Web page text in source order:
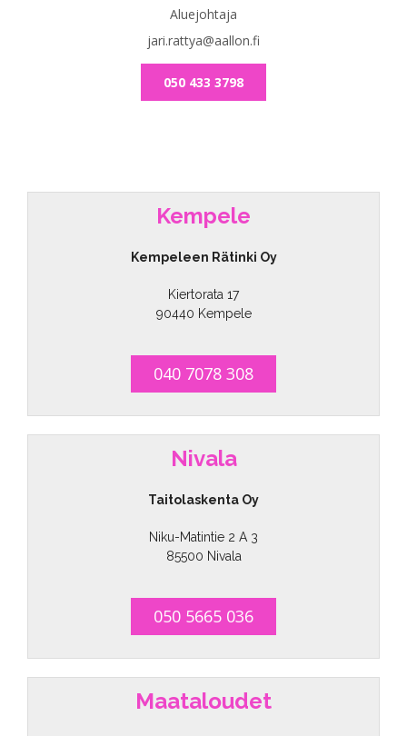
Aluejohtaja
jari.rattya@aallon.fi
050 433 3798
Kempele
Kempeleen Rätinki Oy
Kiertorata 17
90440 Kempele
040 7078 308
Nivala
Taitolaskenta Oy
Niku-Matintie 2 A 3
85500 Nivala
050 5665 036
Maataloudet